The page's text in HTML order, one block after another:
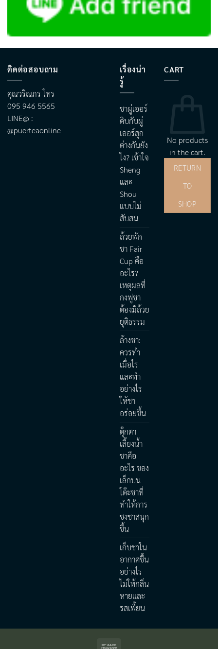
ติดต่อสอบถาม
คุณวริณภร โทร
095 946 5565
LINE@ :
@puerteaonline
เรื่องน่า
รู้
ชาผู่เออร์
ดิบกับผู่
เออร์สุก
ต่างกันยัง
ไง? เข้าใจ
Sheng
และ
Shou
แบบไม่
สับสน
ถ้วยพัก
ชา Fair
Cup คือ
อะไร?
เหตุผลที่
กงฟูชา
ต้องมีถ้วย
ยุติธรรม
ล้างชา:
ควรทำ
เมื่อไร
และทำ
อย่างไร
ให้ชา
อร่อยขึ้น
ตุ๊กตา
เลี้ยงน้ำ
ชาคือ
อะไร ของ
เล็กบน
โต๊ะชาที่
ทำให้การ
ชงชาสนุก
ขึ้น
เก็บชาใน
อากาศชื้น
อย่างไร
ไม่ให้กลิ่น
หายและ
รสเพี้ยน
CART
No products
in the cart.
RETURN
TO
SHOP